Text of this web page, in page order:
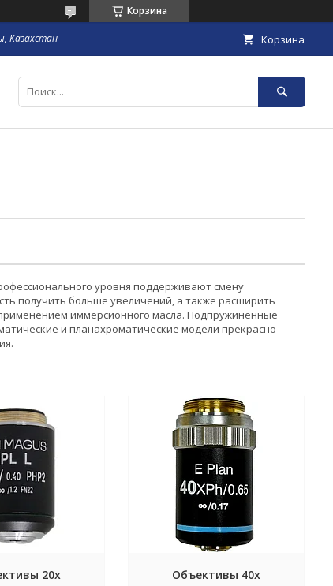
Корзина
Казахстан Корзина
уровня поддерживают смену
получить больше увеличений, а также расширить
иммерсионного масла. Подпружиненные
и планахроматические модели прекрасно
20х Объективы 40х